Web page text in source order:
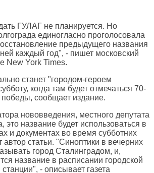
ГУЛАГ не планируется. Но
единогласно проголосовала
предыдущего названия
каждый год", - пишет московский
New York Times.
станет "городом-героем
когда там будет отмечаться 70-
сообщает издание.
нововведения, местного депутата
это название будет использоваться в
и документах во время субботних
автор статьи. "Синоптики в вечерних
город Сталинградом, и,
название в расписании городской
- описывает газета